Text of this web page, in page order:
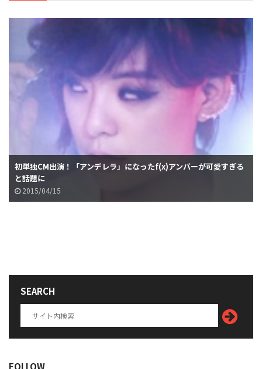
初単独CM出演！「アンデレラ」になったf(x)アンバーが可愛すぎる
と話題に
2015/04/15
SEARCH
FOLLOW